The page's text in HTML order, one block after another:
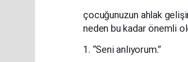
çocuğunuzun ahlak
neden bu kadar önemli
1. “Seni anlıyorum.”